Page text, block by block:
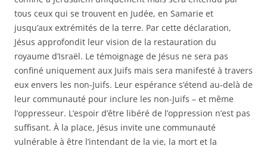
tous ceux qui se trouvent en Judée, en Samarie et
jusqu’aux extrémités de la terre. Par cette déclaration,
Jésus approfondit leur vision de la restauration du
royaume d’Israël. Le témoignage de Jésus ne sera pas
confiné uniquement aux Juifs mais sera manifesté à travers
eux envers les non-Juifs. Leur espérance s’étend au-delà de
leur communauté pour inclure les non-Juifs – et même
l’oppresseur. L’espoir d’être libéré de l’oppression n’est pas
suffisant. À la place, Jésus invite une communauté
vulnérable à être l’intendant de la vie, la mort et la